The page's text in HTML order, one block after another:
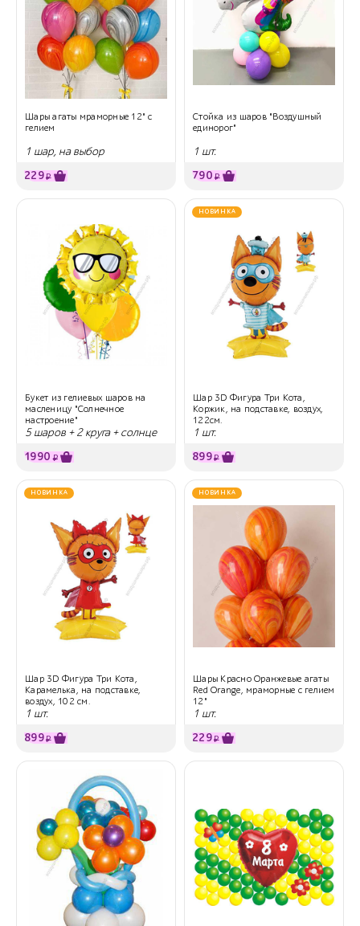
Шары агаты мраморные 12" с
гелием
1 шар, на выбор
229₽
Стойка из шаров "Воздушный
единорог"
1 шт.
790 ₽
Букет из гелиевых шаров на
масленицу "Солнечное
настроение"
5 шаров + 2 круга + солнце
1990 ₽
НОВИНКА
Шар 3D Фигура Три Кота,
Коржик, на подставке, воздух,
122см.
1 шт.
899₽
НОВИНКА
Шар 3D Фигура Три Кота,
Карамелька, на подставке,
воздух, 102 см.
1 шт.
899₽
НОВИНКА
Шары Красно Оранжевые агаты
Red Orange, мраморные с гелием
12"
1 шт.
229₽